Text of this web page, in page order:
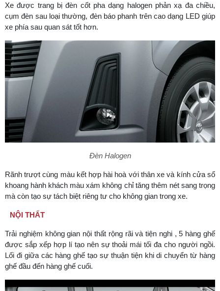
Xe được trang bị đèn cốt pha dạng halogen phản xạ đa chiều,
cụm đèn sau loại thường, đèn báo phanh trên cao dạng LED giúp
xe phía sau quan sát tốt hơn.
Đèn Halogen
Rãnh trượt cùng màu kết hợp hài hoà với thân xe và kính cửa sổ
khoang hành khách màu xám không chỉ tăng thêm nét sang trọng
mà còn tạo sự tách biệt riêng tư cho không gian trong xe.
NỘI THẤT
Trải nghiệm không gian nội thất rộng rãi và tiện nghi , 5 hàng ghế
được sắp xếp hợp lí tạo nên sự thoải mái tối đa cho người ngồi.
Lối đi giữa các hàng ghế tạo sự thuận tiện khi di chuyển từ hàng
ghế đầu đến hàng ghế cuối.